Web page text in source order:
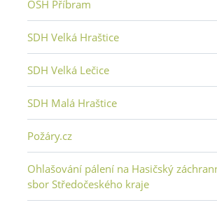
OSH Příbram
SDH Velká Hraštice
SDH Velká Lečice
SDH Malá Hraštice
Požáry.cz
Ohlašování pálení na Hasičský
sbor Středočeského kraje